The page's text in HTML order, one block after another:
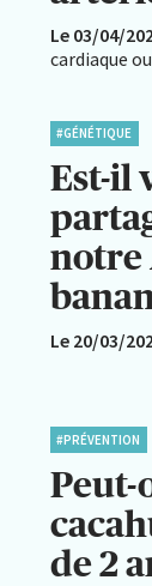
Le 03/04/
cardiaque
#GÉNÉTIQUE
Est-il
notre
Le 20/03/
#PRÉVENTION
Peut-
de 2